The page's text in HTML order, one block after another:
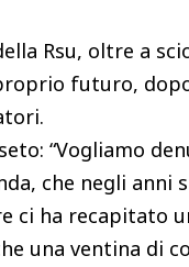
Rsu, oltre a
futuro, dopo
“Vogliamo
che negli anni
ha recapitato
una ventina di